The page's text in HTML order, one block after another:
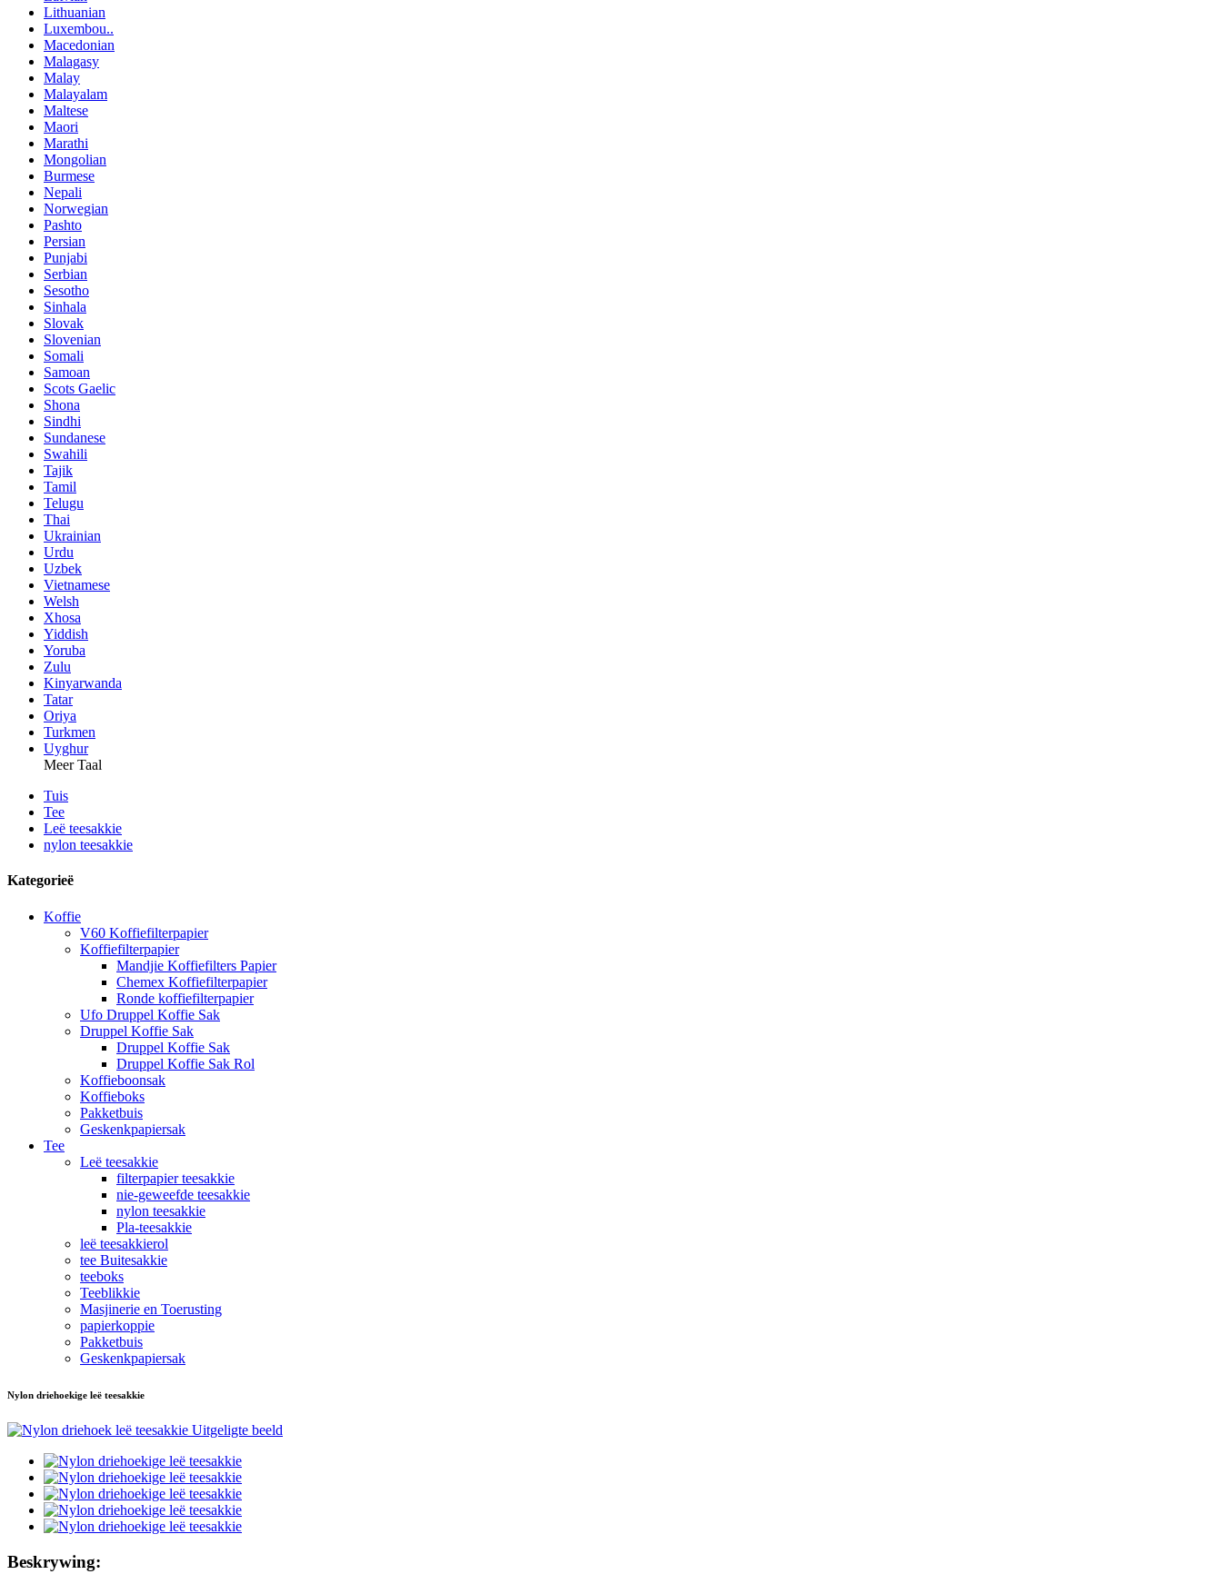
Lithuanian
Luxembou..
Macedonian
Malagasy
Malay
Malayalam
Maltese
Maori
Marathi
Mongolian
Burmese
Nepali
Norwegian
Pashto
Persian
Punjabi
Serbian
Sesotho
Sinhala
Slovak
Slovenian
Somali
Samoan
Scots Gaelic
Shona
Sindhi
Sundanese
Swahili
Tajik
Tamil
Telugu
Thai
Ukrainian
Urdu
Uzbek
Vietnamese
Welsh
Xhosa
Yiddish
Yoruba
Zulu
Kinyarwanda
Tatar
Oriya
Turkmen
Uyghur
Meer Taal
Tuis
Tee
Leë teesakkie
nylon teesakkie
Kategorieë
Koffie
V60 Koffiefilterpapier
Koffiefilterpapier
Mandjie Koffiefilters Papier
Chemex Koffiefilterpapier
Ronde koffiefilterpapier
Ufo Druppel Koffie Sak
Druppel Koffie Sak
Druppel Koffie Sak
Druppel Koffie Sak Rol
Koffieboonsak
Koffieboks
Pakketbuis
Geskenkpapiersak
Tee
Leë teesakkie
filterpapier teesakkie
nie-geweefde teesakkie
nylon teesakkie
Pla-teesakkie
leë teesakkierol
tee Buitesakkie
teeboks
Teeblikkie
Masjinerie en Toerusting
papierkoppie
Pakketbuis
Geskenkpapiersak
Nylon driehoekige leë teesakkie
Beskrywing: